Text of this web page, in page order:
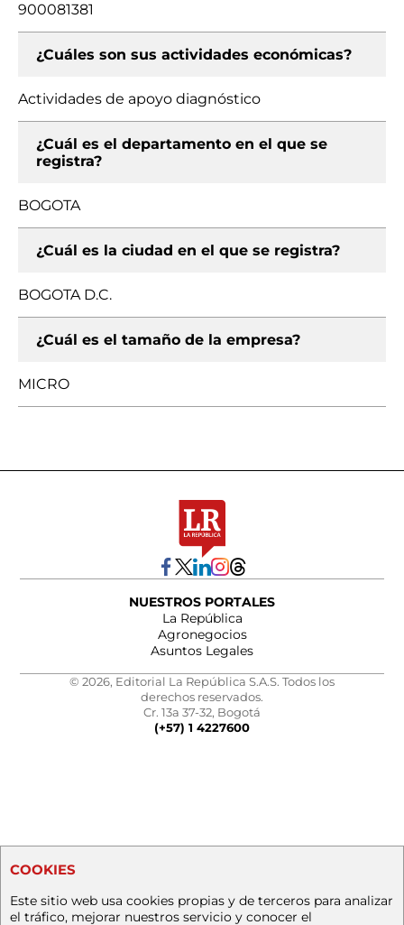
900081381
¿Cuáles son sus actividades económicas?
Actividades de apoyo diagnóstico
¿Cuál es el departamento en el que se
registra?
BOGOTA
¿Cuál es la ciudad en el que se registra?
BOGOTA D.C.
¿Cuál es el tamaño de la empresa?
MICRO
NUESTROS PORTALES
La República
Agronegocios
Asuntos Legales
© 2026, Editorial La República S.A.S. Todos los
derechos reservados.
Cr. 13a 37-32, Bogotá
(+57) 1 4227600
COOKIES
Este sitio web usa cookies propias y de terceros para analizar
el tráfico, mejorar nuestros servicio y conocer el